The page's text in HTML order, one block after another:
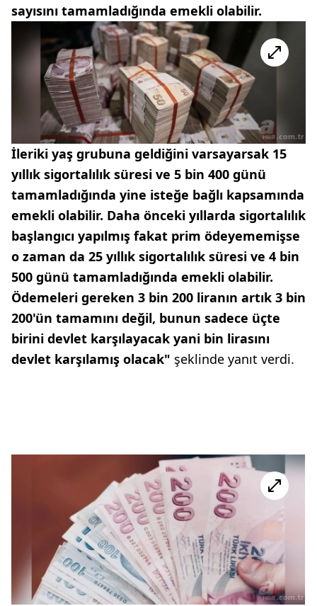
sayısını tamamladığında emekli olabilir.
İleriki yaş grubuna geldiğini varsayarsak 15
yıllık sigortalılık süresi ve 5 bin 400 günü
tamamladığında yine isteğe bağlı kapsamında
emekli olabilir. Daha önceki yıllarda sigortalılık
başlangıcı yapılmış fakat prim ödeyememişse
o zaman da 25 yıllık sigortalılık süresi ve 4 bin
500 günü tamamladığında emekli olabilir.
Ödemeleri gereken 3 bin 200 liranın artık 3 bin
200'ün tamamını değil, bunun sadece üçte
birini devlet karşılayacak yani bin lirasını
devlet karşılamış olacak" şeklinde yanıt verdi.